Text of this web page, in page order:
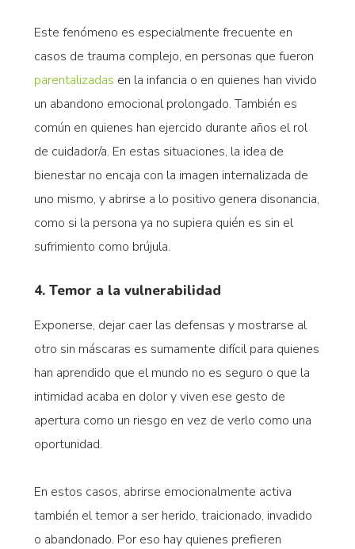
Este fenómeno es especialmente frecuente en
casos de trauma complejo, en personas que fueron
parentalizadas en la infancia o en quienes han vivido
un abandono emocional prolongado. También es
común en quienes han ejercido durante años el rol
de cuidador/a. En estas situaciones, la idea de
bienestar no encaja con la imagen internalizada de
uno mismo, y abrirse a lo positivo genera disonancia,
como si la persona ya no supiera quién es sin el
sufrimiento como brújula.
4. Temor a la vulnerabilidad
Exponerse, dejar caer las defensas y mostrarse al
otro sin máscaras es sumamente difícil para quienes
han aprendido que el mundo no es seguro o que la
intimidad acaba en dolor y viven ese gesto de
apertura como un riesgo en vez de verlo como una
oportunidad.
En estos casos, abrirse emocionalmente activa
también el temor a ser herido, traicionado, invadido
o abandonado. Por eso hay quienes prefieren